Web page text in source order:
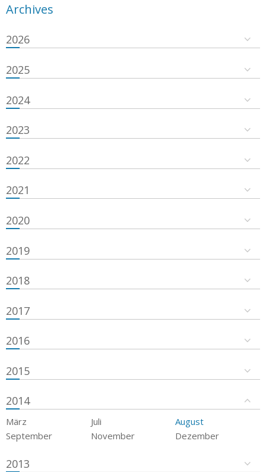
Archives
2026
2025
2024
2023
2022
2021
2020
2019
2018
2017
2016
2015
2014
März Juli
August
September
November Dezember
2013